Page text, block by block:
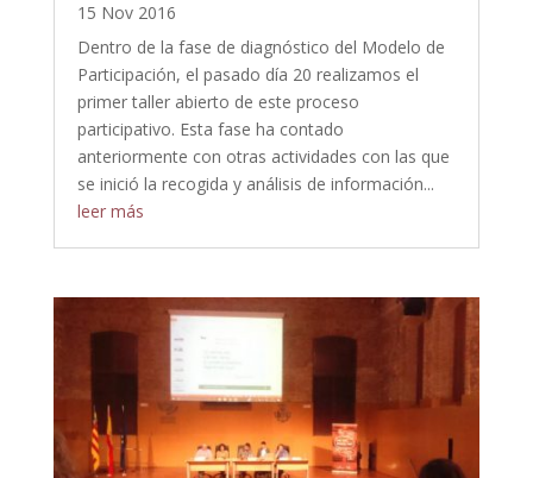
15 Nov 2016
Dentro de la fase de diagnóstico del Modelo de
Participación, el pasado día 20 realizamos el
primer taller abierto de este proceso
participativo. Esta fase ha contado
anteriormente con otras actividades con las que
se inició la recogida y análisis de información...
leer más